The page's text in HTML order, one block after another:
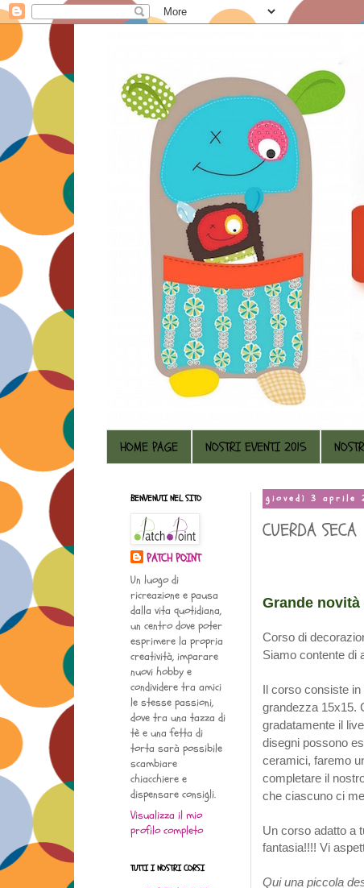
HOME PAGE NOSTRI EVENTI 2015
giovedì 3 aprile
CUERDA SECA
29
Grande
Corso di
Siamo contente di
Il corso consiste
grandezza 15x15.
gradatamente il
disegni possono
ceramici, faremo
completare il
che ciascuno ci
Un corso adatto a
fantasia!!!! Vi
Qui una piccola
BENVENUTI NEL SITO
PATCH POINT
Un luogo di
ricreazione e pausa
dalla vita quotidiana,
un centro dove poter
esprimere la propria
creatività, imparare
nuovi hobby e
condividere tra amici
le stesse passioni,
dove tra una tazza di
tè e una fetta di
torta sarà possibile
scambiare
chiacchiere e
dispensare consigli.
Visualizza il mio
profilo completo
TUTTI I NOSTRI CORSI